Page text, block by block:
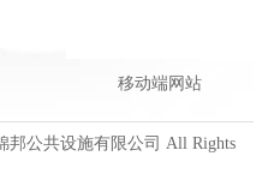
移动端网站
邦公共设施有限公司 All Rights